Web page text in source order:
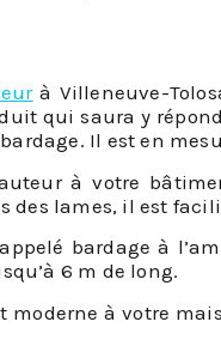
à Villeneuve-
qui saura y
Il est en
à votre
des lames, il est
bardage à
6 m de long.
moderne à votre